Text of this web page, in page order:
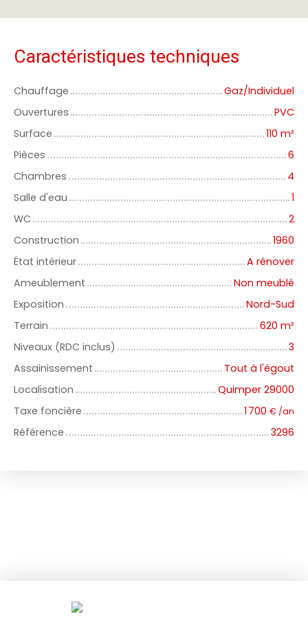
Caractéristiques techniques
Chauffage
Gaz/Individuel
Ouvertures
PVC
Surface
110 m²
Pièces
6
Chambres
4
Salle d'eau
1
WC
2
Construction
1960
État intérieur
A rénover
Ameublement
Non meublé
Exposition
Nord-Sud
Terrain
620 m²
Niveaux (RDC inclus)
3
Assainissement
Tout à l'égout
Localisation
Quimper 29000
Taxe foncière
1 700 € /an
Référence 3296